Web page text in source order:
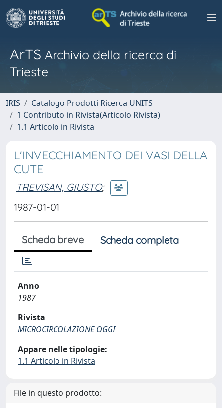
ArTS Archivio della ricerca di
Trieste
IRIS
Catalogo Prodotti Ricerca UNITS
1 Contributo in Rivista(Articolo Rivista)
1.1 Articolo in Rivista
L'INVECCHIAMENTO DEI VASI DELLA
CUTE
TREVISAN, GIUSTO;
1987-01-01
Scheda breve Scheda completa
Anno
1987
Rivista
MICROCIRCOLAZIONE OGGI
Appare nelle tipologie:
1.1 Articolo in Rivista
File in questo prodotto: